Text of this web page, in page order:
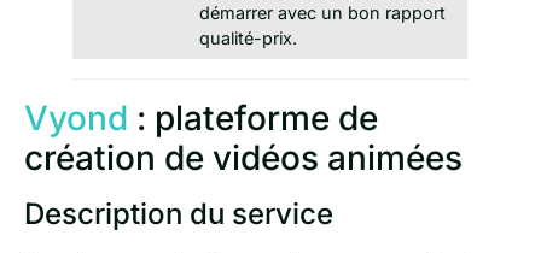
démarrer avec un bon rapport
qualité-prix.
Vyond : plateforme de
création de vidéos animées
Description du service